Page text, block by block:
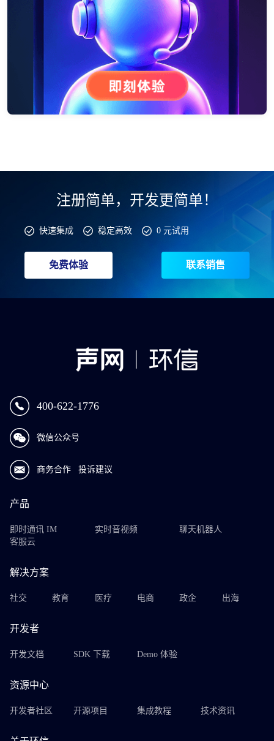
注册简单，开发更简单！
快速集成 稳定高效 0 元试用
免费体验 联系销售
400-622-1776
微信公众号
商务合作 投诉建议
产品
即时通讯 IM 实时音视频
聊天机器人
客服云
解决方案
社交 教育 医疗 电商 政企 出海
开发者
开发文档 SDK 下载 Demo 体验
资源中心
开发者社区 开源项目 集成教程 技术资讯